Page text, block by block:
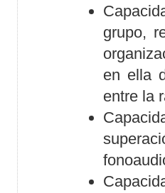
grupo,
en ella
entre la